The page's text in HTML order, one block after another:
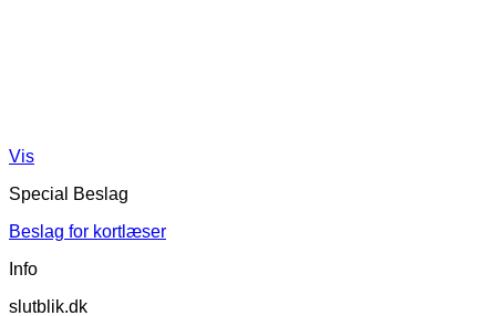
Vis
Special Beslag
Beslag for kortlæser
Info
slutblik.dk